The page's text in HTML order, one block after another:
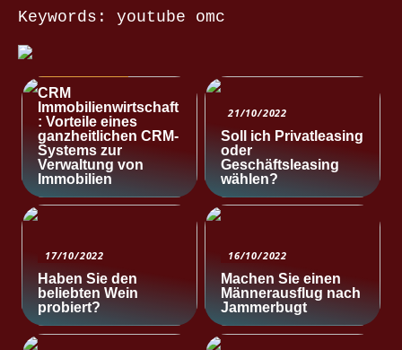
Keywords: youtube omc
CRM
Immobilienwirtschaft
: Vorteile eines
ganzheitlichen CRM-
Systems zur
Verwaltung von
Immobilien
21/10/2022
Soll ich Privatleasing
oder
Geschäftsleasing
wählen?
17/10/2022
Haben Sie den
beliebten Wein
probiert?
16/10/2022
Machen Sie einen
Männerausflug nach
Jammerbugt